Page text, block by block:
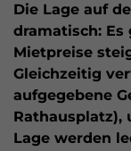
Die Lage auf
dramatisch:
Mietpreise
Gleichzeitig
aufgegebene
Rathausplatz),
Lage werden